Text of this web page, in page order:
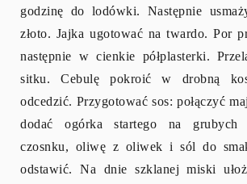
godzinę do lodówki. Następnie
złoto. Jajka ugotować na twardo. Por
następnie w cienkie półplasterki.
sitku. Cebulę pokroić w drobną
odcedzić. Przygotować sos: połączyć
dodać ogórka startego na grubych
czosnku, oliwę z oliwek i sól do
odstawić. Na dnie szklanej miski